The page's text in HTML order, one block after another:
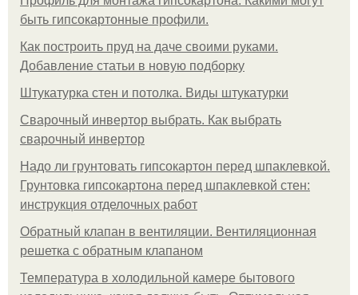
быть гипсокартонные профили.
Как построить пруд на даче своими руками.
Добавление статьи в новую подборку
Штукатурка стен и потолка. Виды штукатурки
Сварочный инвертор выбрать. Как выбрать
сварочный инвертор
Надо ли грунтовать гипсокартон перед шпаклевкой.
Грунтовка гипсокартона перед шпаклевкой стен:
инструкция отделочных работ
Обратный клапан в вентиляции. Вентиляционная
решетка с обратным клапаном
Температура в холодильной камере бытового